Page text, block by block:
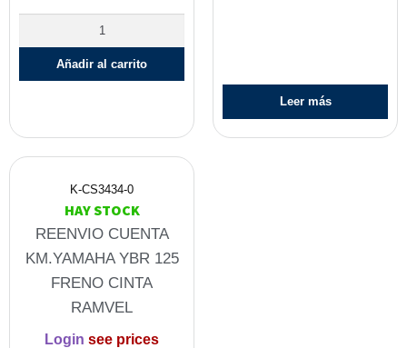
Añadir al carrito
Leer más
K-CS3434-0
HAY STOCK
REENVIO CUENTA
KM.YAMAHA YBR 125
FRENO CINTA
RAMVEL
Login see prices